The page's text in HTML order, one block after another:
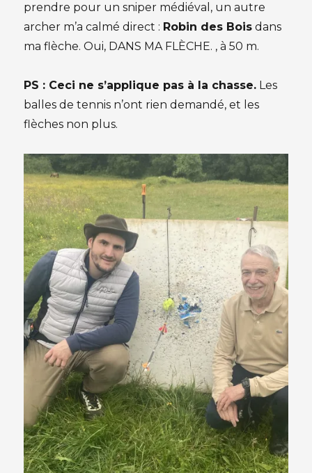
prendre pour un sniper médiéval, un autre
archer m’a calmé direct : Robin des Bois dans
ma flèche. Oui, DANS MA FLÈCHE. , à 50 m.
PS : Ceci ne s’applique pas à la chasse. Les
balles de tennis n’ont rien demandé, et les
flèches non plus.